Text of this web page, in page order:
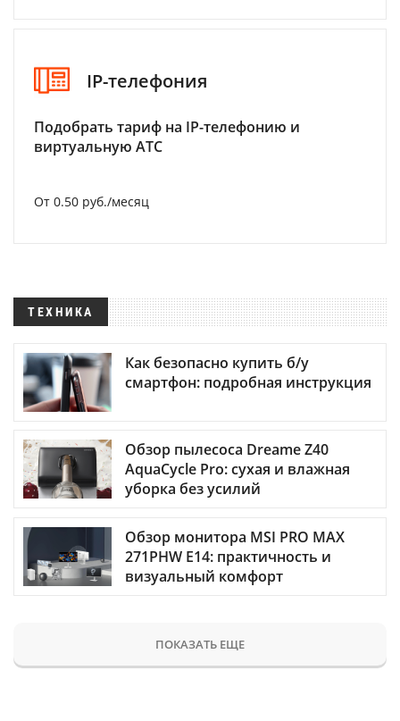
IP-телефония
Подобрать тариф на IP-телефонию и
виртуальную АТС
От 0.50 руб./месяц
ТЕХНИКА
Как безопасно купить б/у
смартфон: подробная инструкция
Обзор пылесоса Dreame Z40
AquaCycle Pro: сухая и влажная
уборка без усилий
Обзор монитора MSI PRO MAX
271PHW E14: практичность и
визуальный комфорт
ПОКАЗАТЬ ЕЩЕ